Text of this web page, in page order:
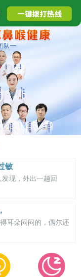
敏
现，外出一趟回
耳朵闷闷的，偶尔还